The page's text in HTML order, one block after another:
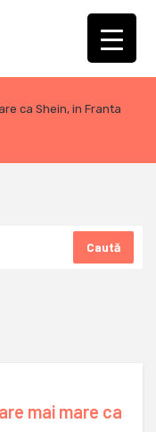
ca Shein, in Franta
Caută
mai mare ca